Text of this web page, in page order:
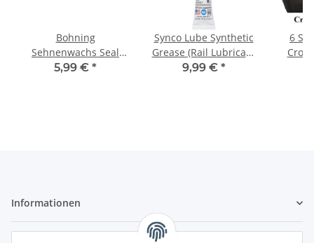
Bohning
Sehnenwachs Seal
Tite
5,99 € *
Synco Lube Synthetic
Grease (Rail Lubricant
Horton) 12g
9,99 € *
6
Informationen